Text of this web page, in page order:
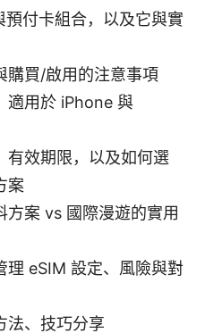
付卡組合，以及它與實
購買/啟用的注意事項
適用於 iPhone 與
有效期限，以及如何選
案
方案 vs 國際漫遊的實用
理 eSIM 設定、風險與對
法、技巧分享